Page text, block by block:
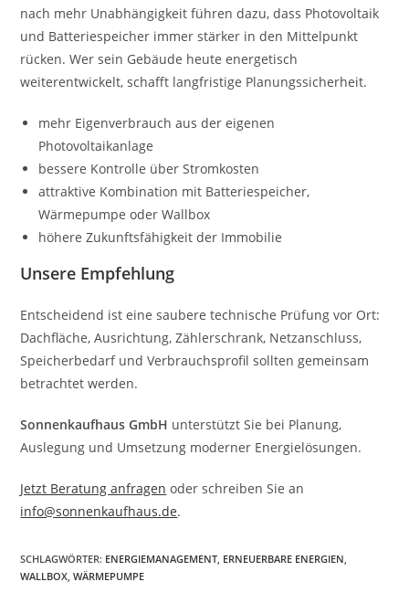
nach mehr Unabhängigkeit führen dazu, dass Photovoltaik
und Batteriespeicher immer stärker in den Mittelpunkt
rücken. Wer sein Gebäude heute energetisch
weiterentwickelt, schafft langfristige Planungssicherheit.
mehr Eigenverbrauch aus der eigenen
Photovoltaikanlage
bessere Kontrolle über Stromkosten
attraktive Kombination mit Batteriespeicher,
Wärmepumpe oder Wallbox
höhere Zukunftsfähigkeit der Immobilie
Unsere Empfehlung
Entscheidend ist eine saubere technische Prüfung vor Ort:
Dachfläche, Ausrichtung, Zählerschrank, Netzanschluss,
Speicherbedarf und Verbrauchsprofil sollten gemeinsam
betrachtet werden.
Sonnenkaufhaus GmbH unterstützt Sie bei Planung,
Auslegung und Umsetzung moderner Energielösungen.
Jetzt Beratung anfragen oder schreiben Sie an
info@sonnenkaufhaus.de.
SCHLAGWÖRTER: ENERGIEMANAGEMENT, ERNEUERBARE ENERGIEN,
WALLBOX, WÄRMEPUMPE